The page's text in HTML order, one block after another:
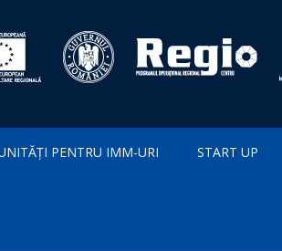
PENTRU IMM-URI START UP